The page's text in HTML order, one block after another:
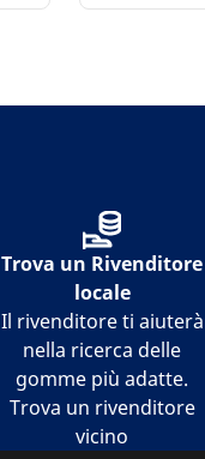
Trova un Rivenditore
locale
Il rivenditore ti aiuterà
nella ricerca delle
gomme più adatte.
Trova un rivenditore
vicino